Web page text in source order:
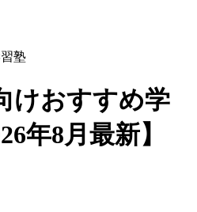
塾
けおすすめ学
年8月最新】